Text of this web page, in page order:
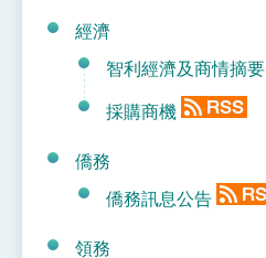
經濟
智利經濟及商情摘要
採購商機
僑務
僑務訊息公告
領務